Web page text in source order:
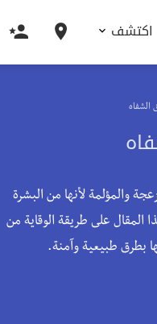
اكتشف
الشفاه
والمؤلمة لأنها من البشرة
المقال على طريقة الوقاية من
بطرق طبيعية وآمنة.